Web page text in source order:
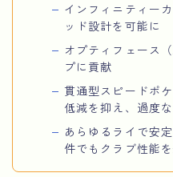
インフィニティー
ッド設計を可能に
オプティフェース
プに貢献
貫通型スピードポ
低減を抑え、過度
あらゆるライで安
件でもクラブ性能